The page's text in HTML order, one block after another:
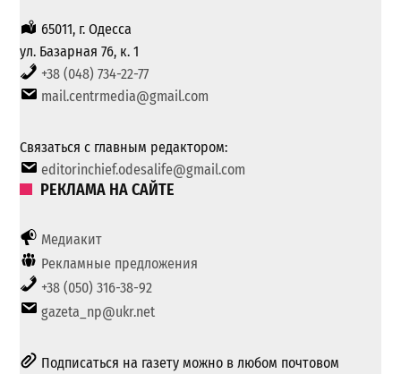
65011, г. Одесса
ул. Базарная 76, к. 1
+38 (048) 734-22-77
mail.centrmedia@gmail.com
Связаться с главным редактором:
editorinchief.odesalife@gmail.com
РЕКЛАМА НА САЙТЕ
Медиакит
Рекламные предложения
+38 (050) 316-38-92
gazeta_np@ukr.net
Подписаться на газету можно в любом почтовом